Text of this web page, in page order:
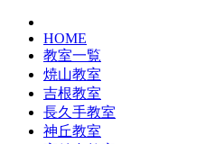
HOME
教室一覧
焼山教室
吉根教室
長久手教室
神丘教室